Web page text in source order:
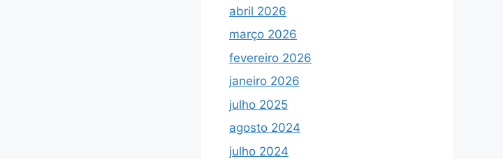
abril 2026
março 2026
fevereiro 2026
janeiro 2026
julho 2025
agosto 2024
julho 2024